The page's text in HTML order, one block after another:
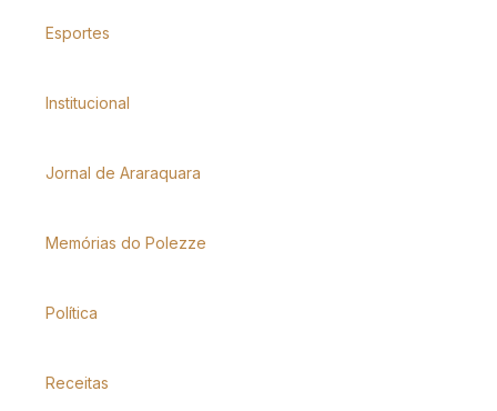
Esportes
Institucional
Jornal de Araraquara
Memórias do Polezze
Política
Receitas